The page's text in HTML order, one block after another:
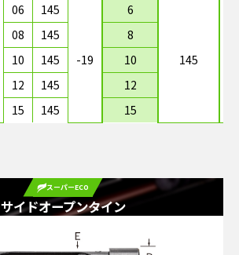
06 145
-19
6
145
08 145
8
10
145
10
12
145
12
15
145 15
スーパーECO
サイドオープンタイン